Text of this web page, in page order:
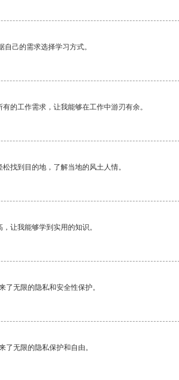
己的需求选择学习方式。
的工作需求，让我能够在工作中游刃有余。
找到目的地，了解当地的风土人情。
让我能够学到实用的知识。
了无限的隐私和安全性保护。
了无限的隐私保护和自由。